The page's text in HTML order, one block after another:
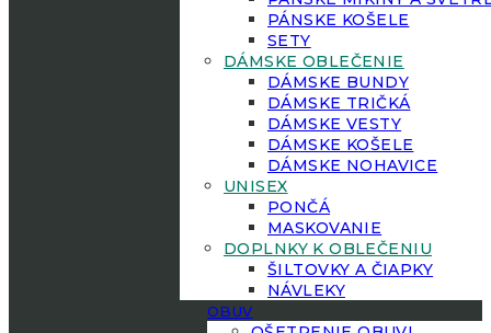
PÁNSKE KOŠELE
SETY
DÁMSKE OBLEČENIE
DÁMSKE BUNDY
DÁMSKE TRIČKÁ
DÁMSKE VESTY
DÁMSKE KOŠELE
DÁMSKE NOHAVICE
UNISEX
PONČÁ
MASKOVANIE
DOPLNKY K OBLEČENIU
ŠILTOVKY A ČIAPKY
NÁVLEKY
OBUV